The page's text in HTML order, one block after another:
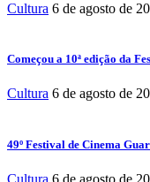
Cultura 6 de agosto de
Começou a 10ª edição da
Cultura 6 de agosto de
49º Festival de Cinema
Cultura 6 de agosto de